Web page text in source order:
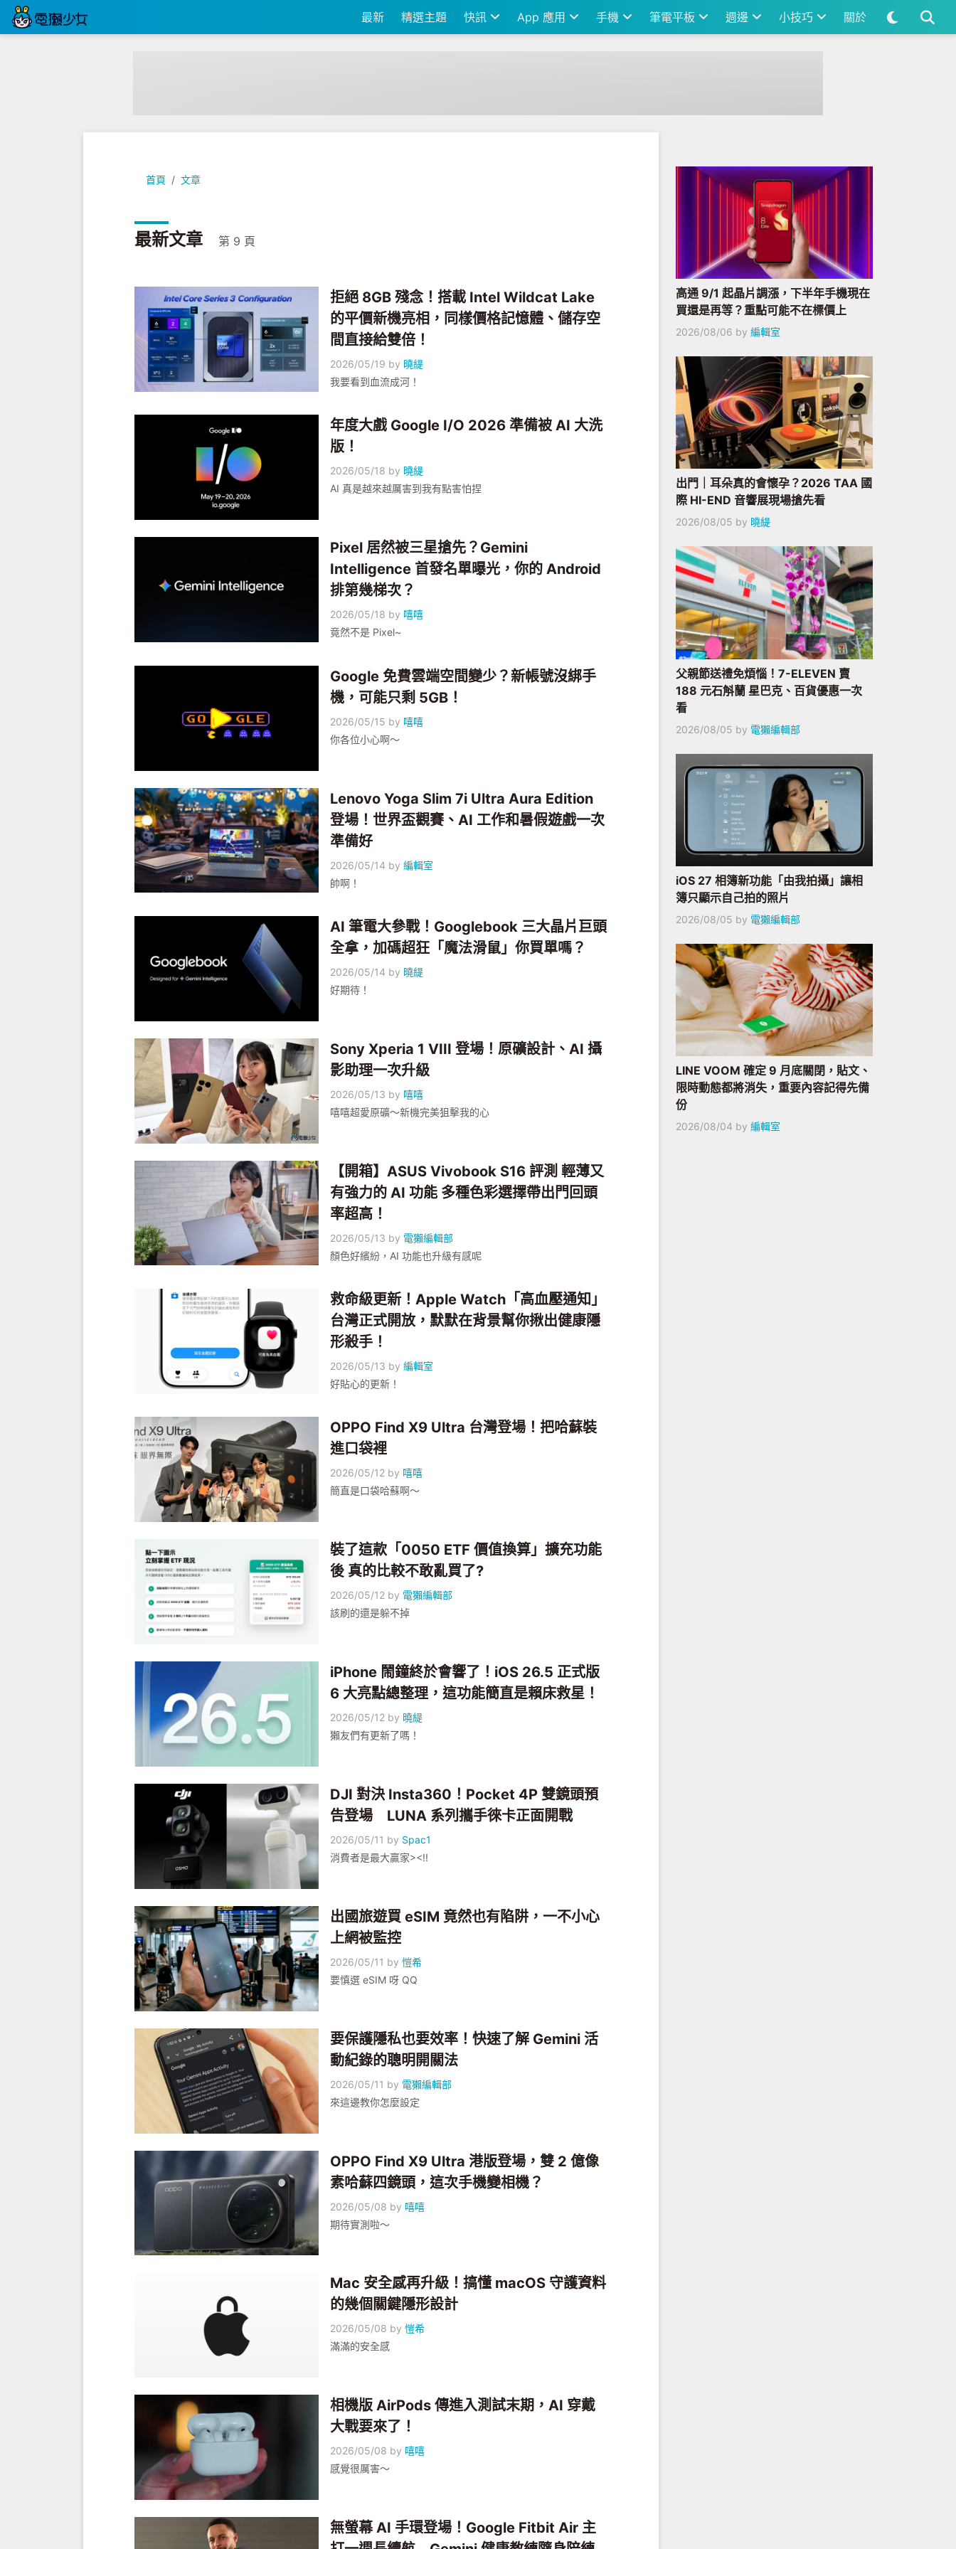
最新 精選主題 快訊 App 應用 手機 筆電平板 週邊 小技巧 關於
首頁 文章
最新文章 第 9 頁
拒絕 8GB 殘念！搭載 Intel Wildcat Lake
的平價新機亮相，同樣價格記憶體、儲存空
間直接給雙倍！
2026/05/19 by 曉緹
我要看到血流成河！
年度大戲 Google I/O 2026 準備被 AI 大洗
版！
2026/05/18 by 曉緹
AI 真是越來越厲害到我有點害怕捏
Pixel 居然被三星搶先？Gemini
Intelligence 首發名單曝光，你的 Android
排第幾梯次？
2026/05/18 by 嘻嘻
竟然不是 Pixel~
Google 免費雲端空間變少？新帳號沒綁手
機，可能只剩 5GB！
2026/05/15 by 嘻嘻
你各位小心啊～
Lenovo Yoga Slim 7i Ultra Aura Edition
登場！世界盃觀賽、AI 工作和暑假遊戲一次
準備好
2026/05/14 by編輯室
帥啊！
AI 筆電大參戰！Googlebook 三大晶片巨頭
全拿，加碼超狂「魔法滑鼠」你買單嗎？
2026/05/14 by 曉緹
好期待！
Sony Xperia 1 VIII 登場！原礦設計、AI 攝
影助理一次升級
2026/05/13 by 嘻嘻
嘻嘻超愛原礦～新機完美狙擊我的心
【開箱】ASUS Vivobook S16 評測 輕薄又
有強力的 AI 功能 多種色彩選擇帶出門回頭
率超高！
2026/05/13 by 電獺編輯部
顏色好繽紛，AI 功能也升級有感呢
救命級更新！Apple Watch「高血壓通知」
台灣正式開放，默默在背景幫你揪出健康隱
形殺手！
2026/05/13 by編輯室
好貼心的更新！
OPPO Find X9 Ultra 台灣登場！把哈蘇裝
進口袋裡
2026/05/12 by 嘻嘻
簡直是口袋哈蘇啊～
裝了這款「0050 ETF 價值換算」擴充功能
後 真的比較不敢亂買了?
2026/05/12 by 電獺編輯部
該刷的還是躲不掉
iPhone 鬧鐘終於會響了！iOS 26.5 正式版
6 大亮點總整理，這功能簡直是賴床救星！
2026/05/12 by 曉緹
獺友們有更新了嗎！
DJI 對決 Insta360！Pocket 4P 雙鏡頭預
告登場 LUNA 系列攜手徠卡正面開戰
2026/05/11 by Spac1
消費者是最大贏家><!!
出國旅遊買 eSIM 竟然也有陷阱，一不小心
上網被監控
2026/05/11 by愷希
要慎選 eSIM 呀 QQ
要保護隱私也要效率！快速了解 Gemini 活
動紀錄的聰明開關法
2026/05/11 by 電獺編輯部
來這邊教你怎麼設定
OPPO Find X9 Ultra 港版登場，雙 2 億像
素哈蘇四鏡頭，這次手機變相機？
2026/05/08 by 嘻嘻
期待實測啦～
Mac 安全感再升級！搞懂 macOS 守護資料
的幾個關鍵隱形設計
2026/05/08 by愷希
滿滿的安全感
相機版 AirPods 傳進入測試末期，AI 穿戴
大戰要來了！
2026/05/08 by 嘻嘻
感覺很厲害～
無螢幕 AI 手環登場！Google Fitbit Air 主
高通 9/1 起晶片調漲，下半年手機現在
買還是再等？重點可能不在標價上
2026/08/06 by 編輯室
出門｜耳朵真的會懷孕？2026 TAA 國
際 HI-END 音響展現場搶先看
2026/08/05 by 曉緹
父親節送禮免煩惱！7-ELEVEN 賣
188 元石斛蘭 星巴克、百貨優惠一次
看
2026/08/05 by 電獺編輯部
iOS 27 相簿新功能「由我拍攝」讓相
簿只顯示自己拍的照片
2026/08/05 by 電獺編輯部
LINE VOOM 確定 9 月底關閉，貼文、
限時動態都將消失，重要內容記得先備
份
2026/08/04 by 編輯室